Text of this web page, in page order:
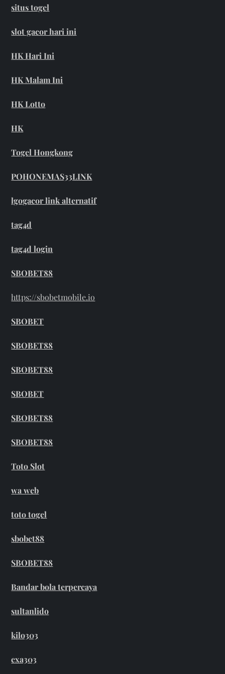
situs togel
slot gacor hari ini
HK Hari Ini
HK Malam Ini
HK Lotto
HK
Togel Hongkong
POHONEMAS33LINK
lgogacor link alternatif
tag4d
tag4d login
SBOBET88
https://sbobetmobile.io
SBOBET
SBOBET88
SBOBET88
SBOBET
SBOBET88
SBOBET88
Toto Slot
wa web
toto togel
sbobet88
SBOBET88
Bandar bola terpercaya
sultanlido
kilo303
exa303